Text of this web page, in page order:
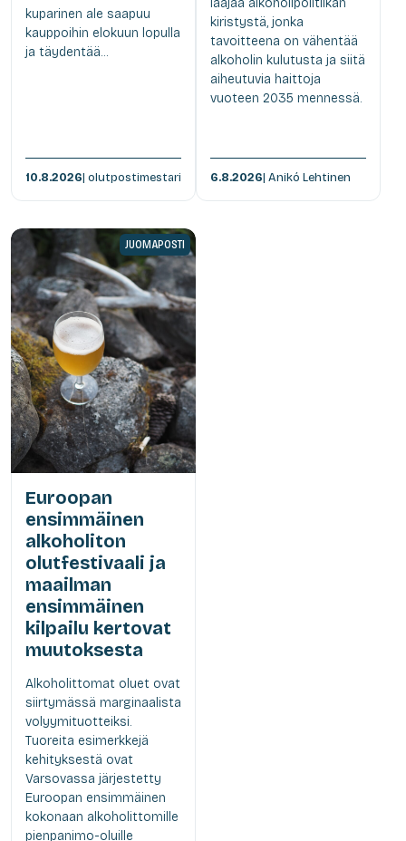
kuparinen ale saapuu
kauppoihin elokuun lopulla
ja täydentää...
10.8.2026| olutpostimestari
laajaa alkoholipolitiikan
kiristystä, jonka
tavoitteena on vähentää
alkoholin kulutusta ja siitä
aiheutuvia haittoja
vuoteen 2035 mennessä.
6.8.2026| Anikó Lehtinen
JUOMAPOSTI
Euroopan
ensimmäinen
alkoholiton
olutfestivaali ja
maailman
ensimmäinen
kilpailu kertovat
muutoksesta
Alkoholittomat oluet ovat
siirtymässä marginaalista
volyymituotteiksi.
Tuoreita esimerkkejä
kehityksestä ovat
Varsovassa järjestetty
Euroopan ensimmäinen
kokonaan alkoholittomille
pienpanimo-oluille